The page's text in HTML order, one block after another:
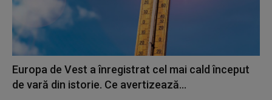
Europa de Vest a înregistrat cel mai cald început
de vară din istorie. Ce avertizează...